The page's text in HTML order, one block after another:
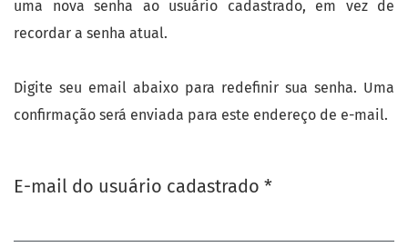
uma nova senha ao usuário cadastrado, em vez de
recordar a senha atual.
Digite seu email abaixo para redefinir sua senha. Uma
confirmação será enviada para este endereço de e-mail.
E-mail do usuário cadastrado *Obrigatório